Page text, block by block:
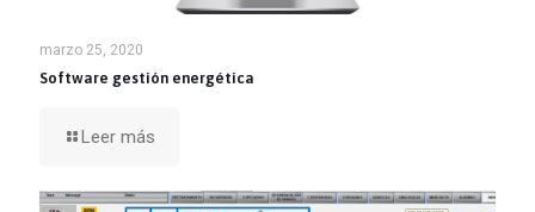
marzo 25, 2020
Software gestión energética
Leer más